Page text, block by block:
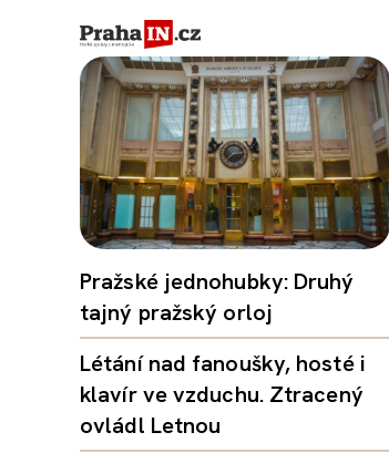
Pražské jednohubky: Druhý
tajný pražský orloj
Létání nad fanoušky, hosté i
klavír ve vzduchu. Ztracený
ovládl Letnou